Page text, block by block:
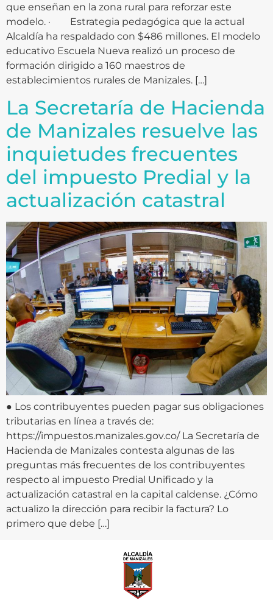
que enseñan en la zona rural para reforzar este
modelo. · Estrategia pedagógica que la actual
Alcaldía ha respaldado con $486 millones. El modelo
educativo Escuela Nueva realizó un proceso de
formación dirigido a 160 maestros de
establecimientos rurales de Manizales. […]
La Secretaría de Hacienda
de Manizales resuelve las
inquietudes frecuentes
del impuesto Predial y la
actualización catastral
● Los contribuyentes pueden pagar sus obligaciones
tributarias en línea a través de:
https://impuestos.manizales.gov.co/ La Secretaría de
Hacienda de Manizales contesta algunas de las
preguntas más frecuentes de los contribuyentes
respecto al impuesto Predial Unificado y la
actualización catastral en la capital caldense. ¿Cómo
actualizo la dirección para recibir la factura? Lo
primero que debe […]